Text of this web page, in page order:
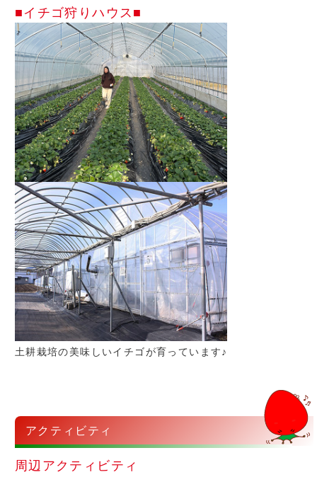
■イチゴ狩りハウス■
土耕栽培の美味しいイチゴが育っています♪
アクティビティ
周辺アクティビティ